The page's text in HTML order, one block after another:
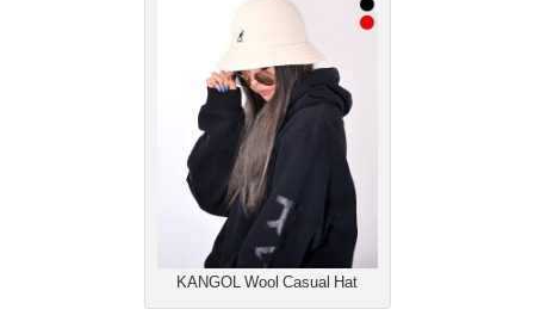
KANGOL Wool Casual Hat